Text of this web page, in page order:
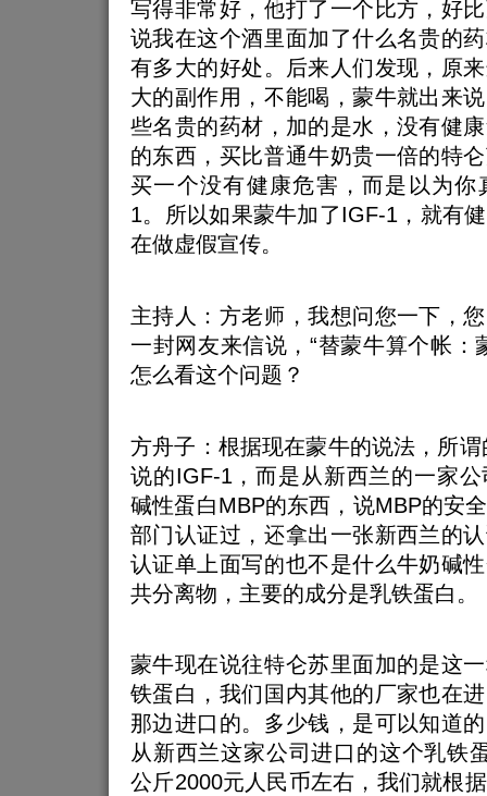
写得非常好，他打了一个比方，好
说我在这个酒里面加了什么名贵的
有多大的好处。后来人们发现，原
大的副作用，不能喝，蒙牛就出来
些名贵的药材，加的是水，没有健
的东西，买比普通牛奶贵一倍的特
买一个没有健康危害，而是以为你
1。所以如果蒙牛加了IGF-1，就有
在做虚假宣传。
主持人：方老师，我想问您一下，
一封网友来信说，“替蒙牛算个帐：
怎么看这个问题？
方舟子：根据现在蒙牛的说法，所
说的IGF-1，而是从新西兰的一家
碱性蛋白MBP的东西，说MBP的安
部门认证过，还拿出一张新西兰的
认证单上面写的也不是什么牛奶碱
共分离物，主要的成分是乳铁蛋白。
蒙牛现在说往特仑苏里面加的是这
铁蛋白，我们国内其他的厂家也在
那边进口的。多少钱，是可以知道
从新西兰这家公司进口的这个乳铁
公斤2000元人民币左右，我们就根